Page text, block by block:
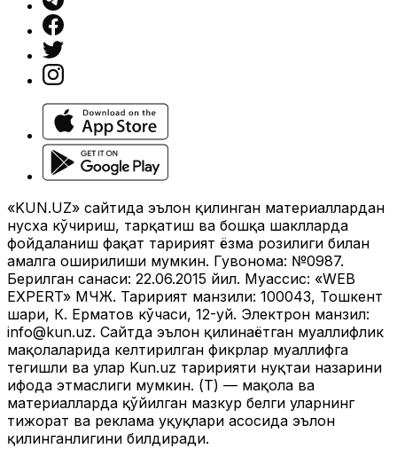
«KUN.UZ» сайтида эълон қилинган материаллардан
нусха кўчириш, тарқатиш ва бошқа шаклларда
фойдаланиш фақат таҳририят ёзма розилиги билан
амалга оширилиши мумкин. Гувоҳнома: №0987.
Берилган санаси: 22.06.2015 йил. Муассис: «WEB
EXPERT» МЧЖ. Таҳририят манзили: 100043, Тошкент
шаҳри, К. Ерматов кўчаси, 12-уй. Электрон манзил:
info@kun.uz. Сайтда эълон қилинаётган муаллифлик
мақолаларида келтирилган фикрлар муаллифга
тегишли ва улар Kun.uz таҳририяти нуқтаи назарини
ифода этмаслиги мумкин. (Т) — мақола ва
материалларда қўйилган мазкур белги уларнинг
тижорат ва реклама ҳуқуқлари асосида эълон
қилинганлигини билдиради.